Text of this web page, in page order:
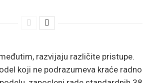
razvijaju različite pristupe.
koji ne podrazumeva kraće radno